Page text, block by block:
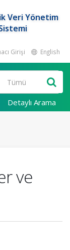
Veri Yönetim
Girişi English
Detaylı Arama
ve